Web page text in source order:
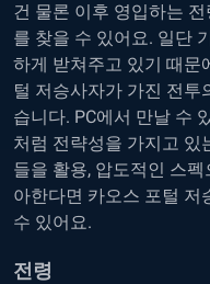
건 물론 이후 영입하는
를 찾을 수 있어요. 일단
하게 받쳐주고 있기 때문
털 저승사자가 가진 전투
습니다. PC에서 만날 수
처럼 전략성을 가지고 있
들을 활용, 압도적인 스
아한다면 카오스 포털 저
수 있어요.
전령